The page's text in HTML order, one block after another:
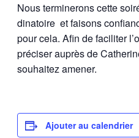
Nous terminerons cette
dinatoire et faisons
pour cela. Afin de faciliter
préciser auprès de
souhaitez amener.
Ajouter au calendrier